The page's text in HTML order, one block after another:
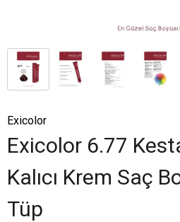
Exicolor
Exicolor 6.77
Kalıcı Krem Saç
Tüp